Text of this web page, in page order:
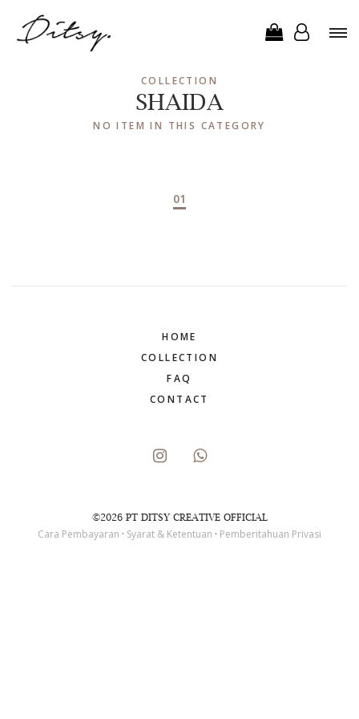
COLLECTION
SHAIDA
NO ITEM IN THIS CATEGORY
01
HOME
COLLECTION
FAQ
CONTACT
©2026 PT DITSY CREATIVE OFFICIAL
Cara Pembayaran · Syarat & Ketentuan · Pemberitahuan Privasi